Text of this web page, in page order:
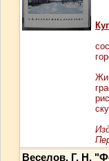
Веселов, Г. Н.